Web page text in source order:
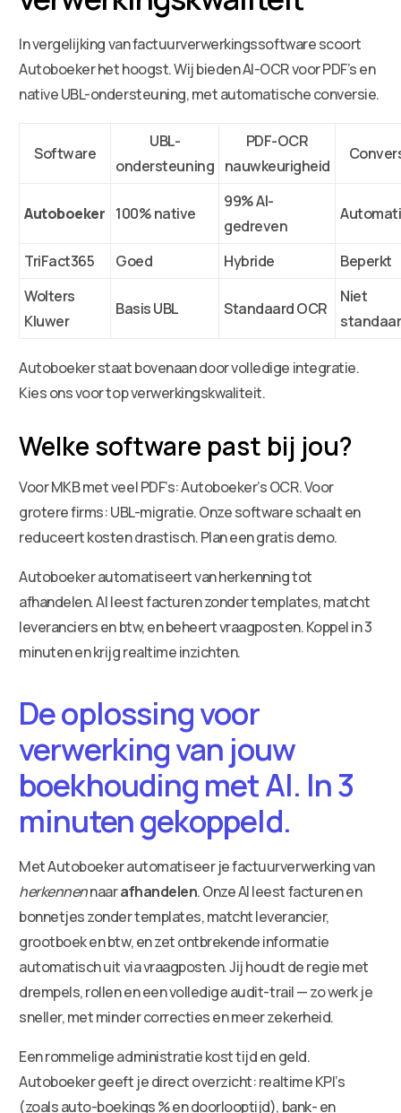
In vergelijking van factuurverwerkingssoftware scoort
Autoboeker het hoogst. Wij bieden AI-OCR voor PDF’s en
native UBL-ondersteuning, met automatische conversie.
Software
UBL-
ondersteuning
PDF-OCR
nauwkeurigheid
Autoboeker 100% native
99% AI-
gedreven
TriFact365 Goed Hybride
Beperkt
Wolters
Kluwer
Basis UBL Standaard OCR
Niet
Autoboeker staat bovenaan door volledige integratie.
Kies ons voor top verwerkingskwaliteit.
Welke software past bij jou?
Voor MKB met veel PDF’s: Autoboeker’s OCR. Voor
grotere firms: UBL-migratie. Onze software schaalt en
reduceert kosten drastisch. Plan een gratis demo.
Autoboeker automatiseert van herkenning tot
afhandelen. AI leest facturen zonder templates, matcht
leveranciers en btw, en beheert vraagposten. Koppel in 3
minuten en krijg realtime inzichten.
De oplossing voor
verwerking van jouw
boekhouding met AI. In 3
minuten gekoppeld.
Met Autoboeker automatiseer je factuurverwerking van
herkennennaarafhandelen. Onze AI leest facturen en
bonnetjes zonder templates, matcht leverancier,
grootboek en btw, en zet ontbrekende informatie
automatisch uit via vraagposten. Jij houdt de regie met
drempels, rollen en een volledige audit-trail — zo werk je
sneller, met minder correcties en meer zekerheid.
Een rommelige administratie kost tijd en geld.
Autoboeker geeft je direct overzicht: realtime KPI’s
(zoals auto-boekings % en doorlooptijd), bank- en